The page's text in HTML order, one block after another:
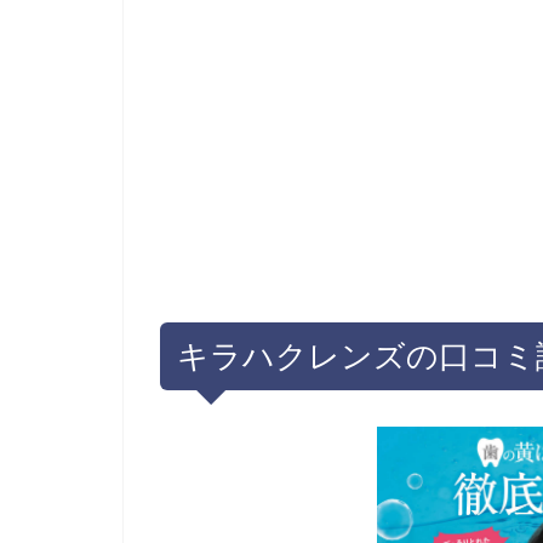
キラハクレンズの口コミ